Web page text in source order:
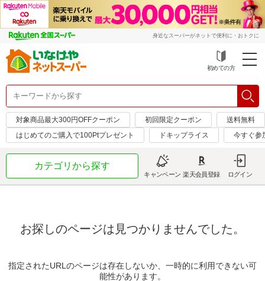
身近なスーパーがネットで便利に・おトクに
初めての方
対象商品最大300円OFFクーポン 初回限定クーポン
送料無料
はじめてのご購入で100Ptプレゼント
ドキップライス 今すぐ参
カテゴリから探す
キャンペーン 楽天会員登録 ログイン
お探しのページは見つかりませんでした。
指定されたURLのページは存在しないか、一時的に利用できない可
能性があります。